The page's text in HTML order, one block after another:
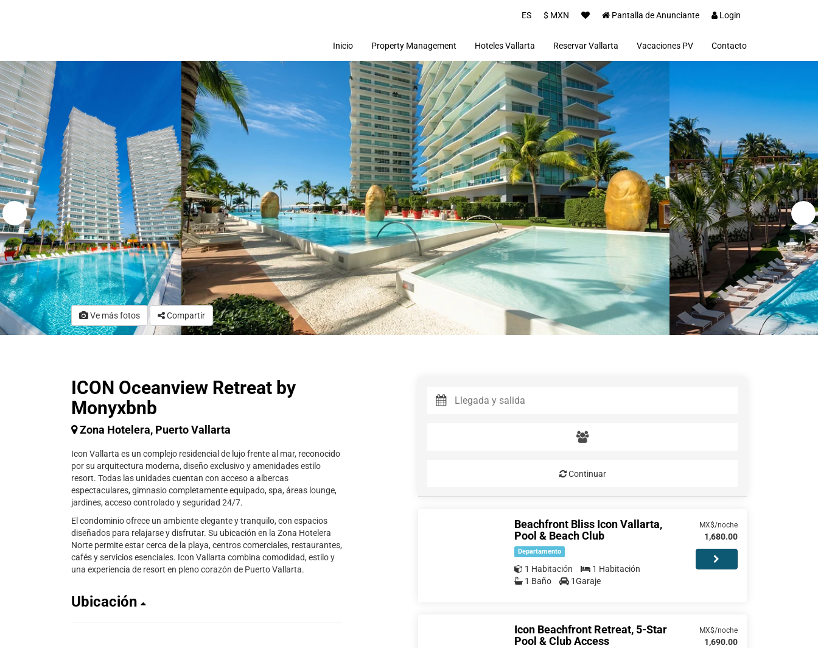
ES $ MXN Pantalla de Anunciante Login
Inicio Property Management Hoteles Vallarta
Hotel Los Gonzalez
Reservar Vallarta
Deck 12
Zoho Skies
Icon Vallarta
Grand Venetian
Zona Romantica
Marina Vallarta
Condos La Marina
Cruz de Hanacaxtle
Villas en Vallarta
Vacaciones PV Contacto
Ve más fotos Compartir
ICON Oceanview Retreat by
Monyxbnb
Zona Hotelera, Puerto Vallarta
Icon Vallarta es un complejo residencial de lujo frente al mar, reconocido
por su arquitectura moderna, diseño exclusivo y amenidades estilo
resort. Todas las unidades cuentan con acceso a albercas
espectaculares, gimnasio completamente equipado, spa, áreas lounge,
jardines, acceso controlado y seguridad 24/7.
El condominio ofrece un ambiente elegante y tranquilo, con espacios
diseñados para relajarse y disfrutar. Su ubicación en la Zona Hotelera
Norte permite estar cerca de la playa, centros comerciales, restaurantes,
cafés y servicios esenciales. Icon Vallarta combina comodidad, estilo y
una experiencia de resort en pleno corazón de Puerto Vallarta.
Ubicación
Continuar
Beachfront Bliss Icon Vallarta,
Pool & Beach Club
Departamento
1 Habitación
1 Habitación
1 Baño
1Garaje
MX$/noche
1,680.00
Icon Beachfront Retreat, 5-Star
Pool & Club Access
MX$/noche
1,690.00